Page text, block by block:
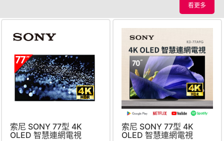
看更多
索尼 SONY 77型 4K
OLED 智慧連網電視
索尼 SONY 77型 4K
OLED 智慧連網電視